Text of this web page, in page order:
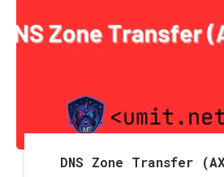
DNS Zone Transfer